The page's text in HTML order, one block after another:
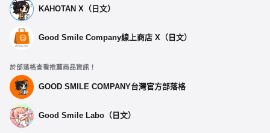
KAHOTAN X（日文）
Good Smile Company線上商店 X（日文）
於部落格查看推薦商品資訊！
GOOD SMILE COMPANY台灣官方部落格
Good Smile Labo（日文）